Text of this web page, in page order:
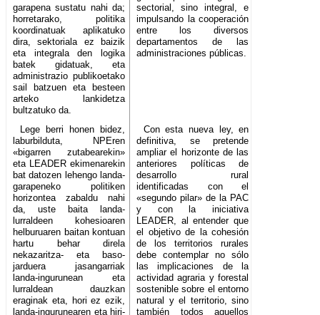
garapena sustatu nahi da;
horretarako, politika
koordinatuak aplikatuko
dira, sektoriala ez baizik
eta integrala den logika
batek gidatuak, eta
administrazio publikoetako
sail batzuen eta besteen
arteko lankidetza
bultzatuko da.
sectorial, sino integral, e
impulsando la cooperación
entre los diversos
departamentos de las
administraciones públicas.
Lege berri honen bidez,
laburbilduta, NPEren
«bigarren zutabearekin»
eta LEADER ekimenarekin
bat datozen lehengo landa-
garapeneko politiken
horizontea zabaldu nahi
da, uste baita landa-
lurraldeen kohesioaren
helburuaren baitan kontuan
hartu behar direla
nekazaritza- eta baso-
jarduera jasangarriak
landa-ingurunean eta
lurraldean dauzkan
eraginak eta, hori ez ezik,
landa-ingurunearen eta hiri-
Con esta nueva ley, en
definitiva, se pretende
ampliar el horizonte de las
anteriores políticas de
desarrollo rural
identificadas con el
«segundo pilar» de la PAC
y con la iniciativa
LEADER, al entender que
el objetivo de la cohesión
de los territorios rurales
debe contemplar no sólo
las implicaciones de la
actividad agraria y forestal
sostenible sobre el entorno
natural y el territorio, sino
también todos aquellos